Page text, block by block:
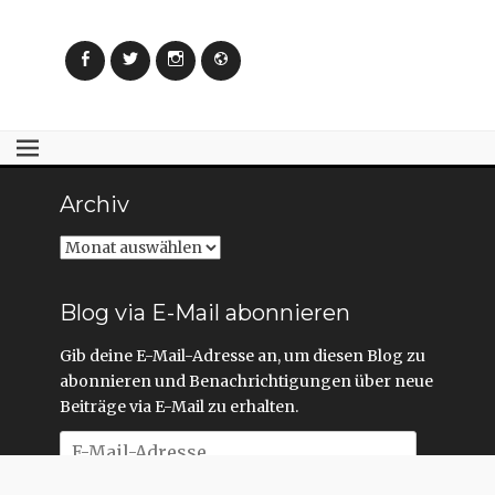
FacebookTwitter InstagramWebseite
Archiv
Archiv
Blog via E-Mail abonnieren
Gib deine E-Mail-Adresse an, um diesen Blog zu
abonnieren und Benachrichtigungen über neue
Beiträge via E-Mail zu erhalten.
E-